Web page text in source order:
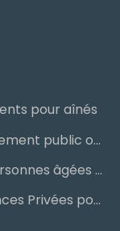
pour aînés
Les étapes pour trouver un hébergement public ou privé
Signer un bail en résidence pour personnes âgées (RPA) : ce qu’il faut savoir
Le palmarès des meilleures Résidences Privées pour Aînés (RPA)